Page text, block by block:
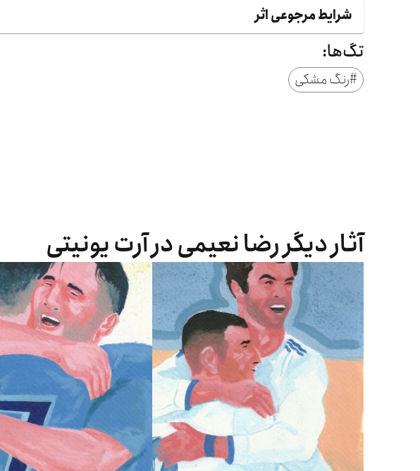
شرایط مرجوعی اثر
تگ‌ها:
#رنگ مشکی
آثار دیگر رضا نعیمی در آرت یونیتی